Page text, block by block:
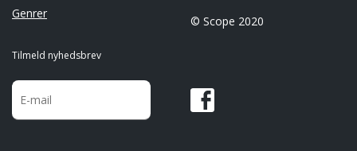
Genrer
© Scope 2020
Tilmeld nyhedsbrev